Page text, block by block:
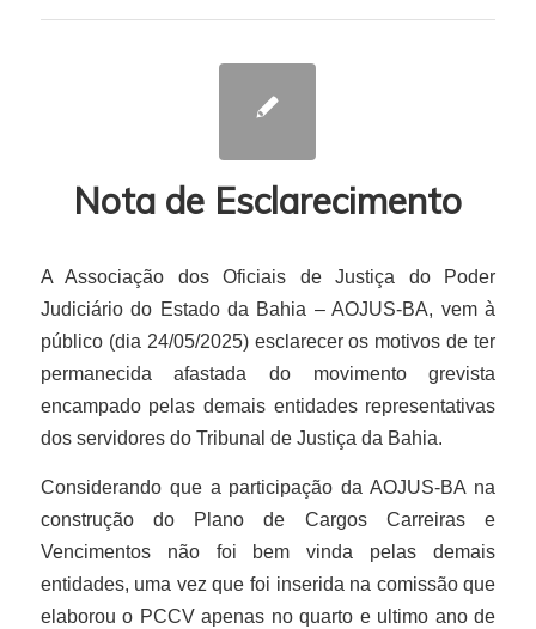
Nota de Esclarecimento
A Associação dos Oficiais de Justiça do Poder
Judiciário do Estado da Bahia – AOJUS-BA, vem à
público (dia 24/05/2025) esclarecer os motivos de ter
permanecida afastada do movimento grevista
encampado pelas demais entidades representativas
dos servidores do Tribunal de Justiça da Bahia.
Considerando que a participação da AOJUS-BA na
construção do Plano de Cargos Carreiras e
Vencimentos não foi bem vinda pelas demais
entidades, uma vez que foi inserida na comissão que
elaborou o PCCV apenas no quarto e ultimo ano de